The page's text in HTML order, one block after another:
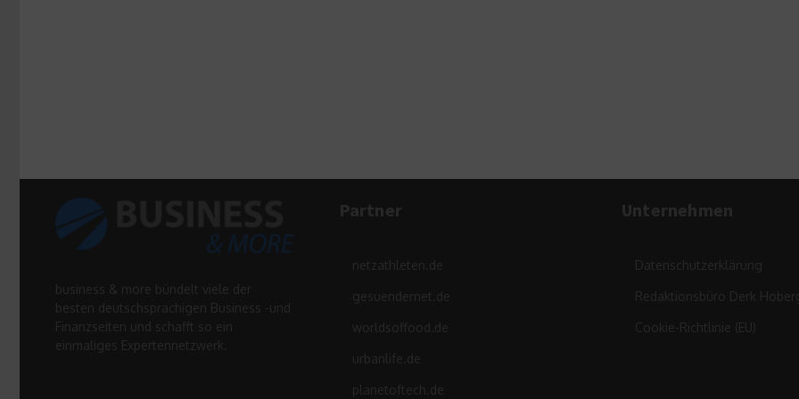
business & more bündelt viele der
besten deutschsprachigen Business -und
Finanzseiten und schafft so ein
einmaliges Expertennetzwerk.
Partner
netzathleten.de
gesuendernet.de
worldsoffood.de
urbanlife.de
planetoftech.de
Unternehmen
Datenschutzerklärung
Redaktionsbüro Derk
Cookie-Richtlinie (EU)